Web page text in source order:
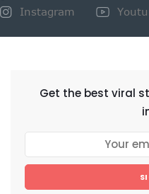
Instagram
Get the best viral